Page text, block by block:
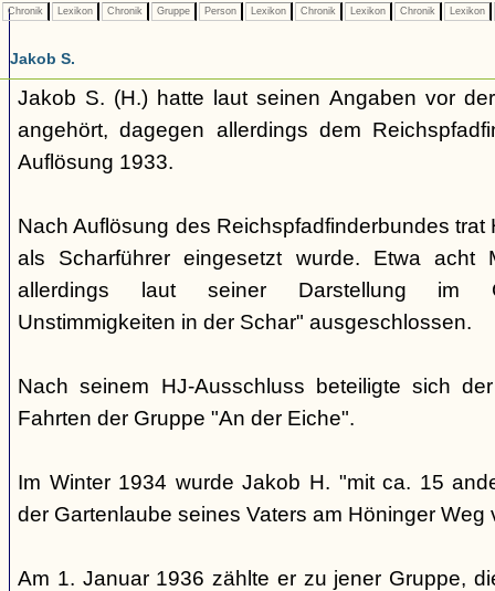
Chronik Lexikon Chronik Gruppe Person Lexikon Chronik Lexikon Chronik Lexikon
Jakob S.
Jakob S. (H.) hatte laut seinen Angaben vor
angehört, dagegen allerdings dem
Auflösung 1933.
Nach Auflösung des Reichspfadfinderbundes trat
als Scharführer eingesetzt wurde. Etwa acht
allerdings laut seiner Darstellung im
Unstimmigkeiten in der Schar" ausgeschlossen.
Nach seinem HJ-Ausschluss beteiligte sich
Fahrten der Gruppe "An der Eiche".
Im Winter 1934 wurde Jakob H. "mit ca. 15
der Gartenlaube seines Vaters am Höninger Weg
Am 1. Januar 1936 zählte er zu jener Gruppe,